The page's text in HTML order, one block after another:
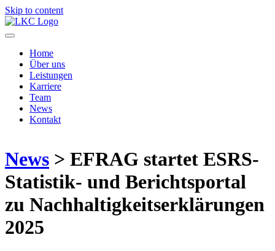
Skip to content
Home
Über uns
Leistungen
Karriere
Team
News
Kontakt
News > EFRAG startet ESRS-
Statistik- und Berichtsportal
zu Nachhaltigkeitserklärungen
2025